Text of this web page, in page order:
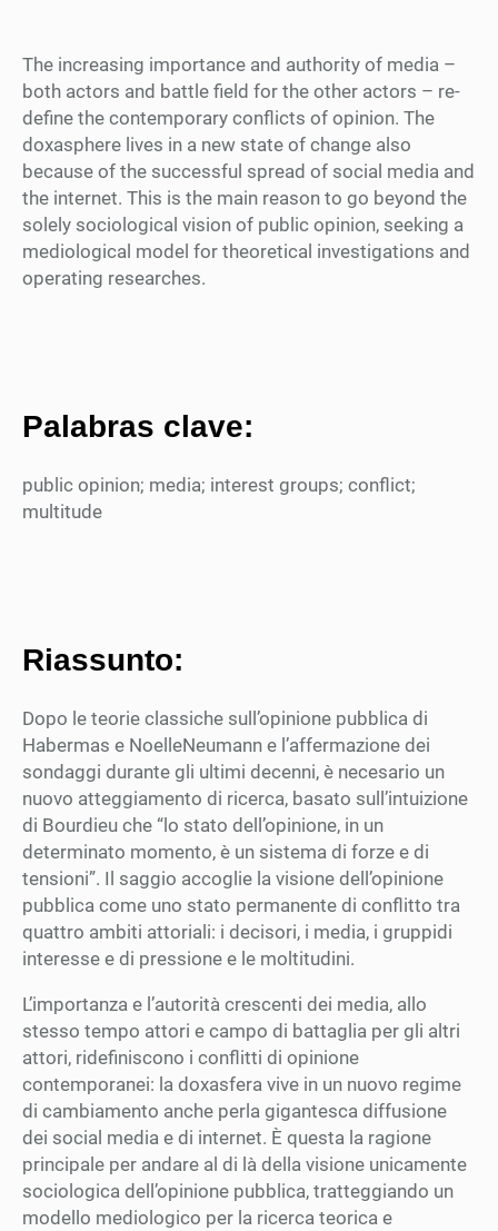
The increasing importance and authority of media –
both actors and battle field for the other actors – re-
define the contemporary conflicts of opinion. The
doxasphere lives in a new state of change also
because of the successful spread of social media and
the internet. This is the main reason to go beyond the
solely sociological vision of public opinion, seeking a
mediological model for theoretical investigations and
operating researches.
Palabras clave:
public opinion; media; interest groups; conflict;
multitude
Riassunto:
Dopo le teorie classiche sull’opinione pubblica di
Habermas e NoelleNeumann e l’affermazione dei
sondaggi durante gli ultimi decenni, è necesario un
nuovo atteggiamento di ricerca, basato sull’intuizione
di Bourdieu che “lo stato dell’opinione, in un
determinato momento, è un sistema di forze e di
tensioni”. Il saggio accoglie la visione dell’opinione
pubblica come uno stato permanente di conflitto tra
quattro ambiti attoriali: i decisori, i media, i gruppidi
interesse e di pressione e le moltitudini.
L’importanza e l’autorità crescenti dei media, allo
stesso tempo attori e campo di battaglia per gli altri
attori, ridefiniscono i conflitti di opinione
contemporanei: la doxasfera vive in un nuovo regime
di cambiamento anche perla gigantesca diffusione
dei social media e di internet. È questa la ragione
principale per andare al di là della visione unicamente
sociologica dell’opinione pubblica, tratteggiando un
modello mediologico per la ricerca teorica e